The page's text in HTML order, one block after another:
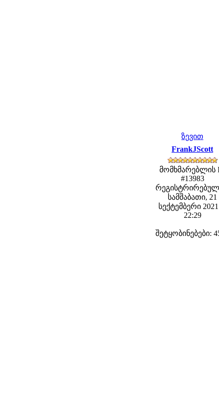
ზევით
FrankJScott
მომხმარებლის
#13983
სამშაბათი, 21
სექტემბერი
22:29
შეტყობინებები: